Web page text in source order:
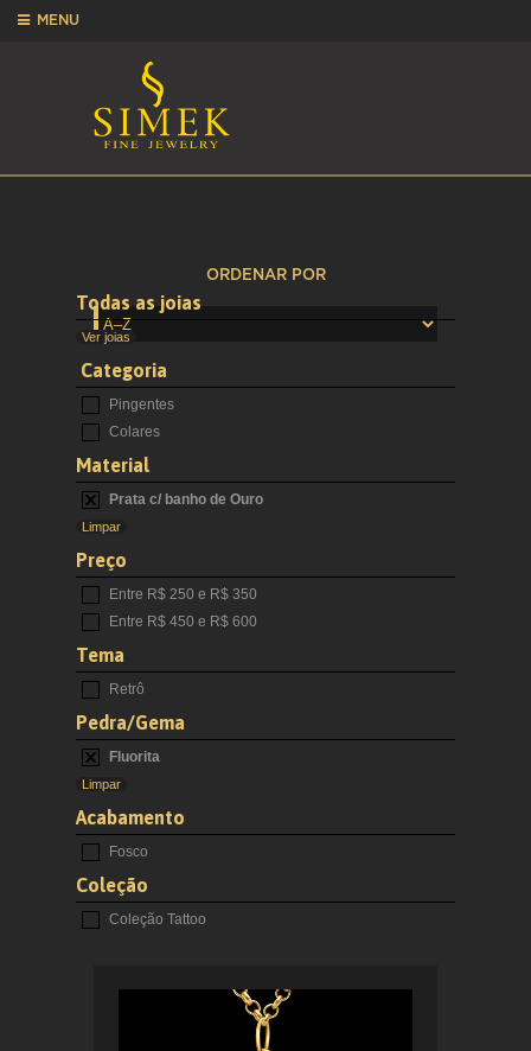
MENU
ORDENAR POR
Todas as joias
Ver joias
Categoria
Pingentes
Colares
Material
Prata c/ banho de Ouro
Limpar
Preço
Entre R$ 250 e R$ 350
Entre R$ 450 e R$ 600
Tema
Retrô
Pedra/Gema
Fluorita
Limpar
Acabamento
Fosco
Coleção
Coleção Tattoo